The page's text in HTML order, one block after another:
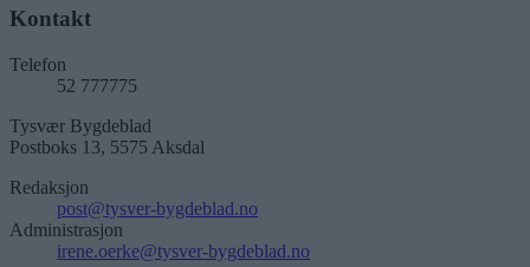
Kontakt
Telefon
52 777775
Tysvær Bygdeblad
Postboks 13, 5575 Aksdal
Redaksjon
post@tysver-bygdeblad.no
Administrasjon
irene.oerke@tysver-bygdeblad.no